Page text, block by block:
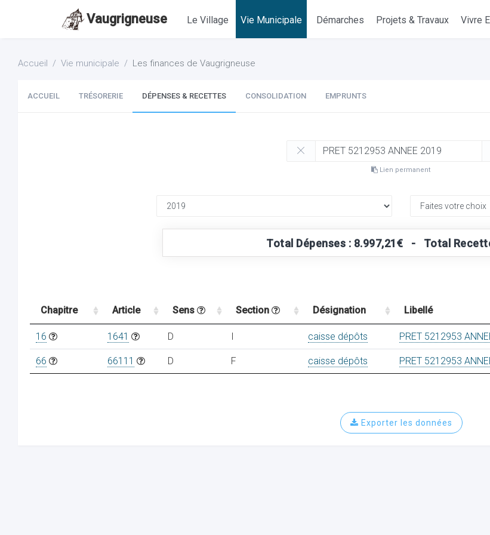
Vaugrigneuse Le Village Vie Municipale Démarches Projets & Travaux Vivre
Accueil Vie municipale Les finances de Vaugrigneuse
ACCUEIL TRÉSORERIE DÉPENSES & RECETTES CONSOLIDATION EMPRUNTS
Lien permanent
Total Dépenses : 8.997,21€ - Total
Chapitre Article Sens Section Désignation Libellé
16 1641 D I caisse dépôts PRET 5212953
66 66111 D F caisse dépôts PRET 5212953
Exporter les données